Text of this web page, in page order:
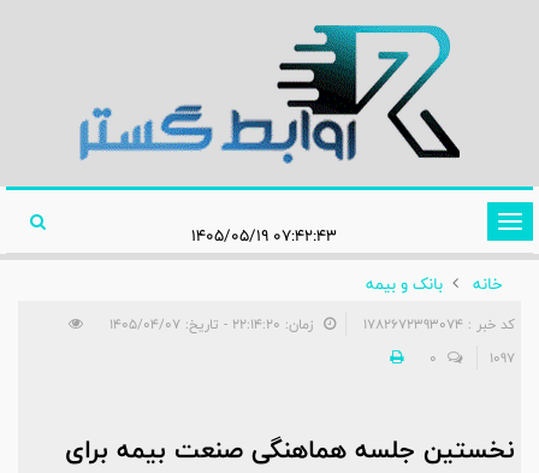
تغییر
وضعیت
ناوبری
خانه
بانک و بیمه
کد خبر : 1782672393074
زمان: ۲۲:۱۴:۲۰ - تاریخ: ۱۴۰۵/۰۴/۰۷
1097
0
نخستین جلسه هماهنگی صنعت بیمه برای